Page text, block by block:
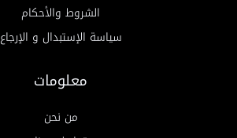
الشروط والأحكام
سياسة الإستبدال و الإرجاع
معلومات
من نحن